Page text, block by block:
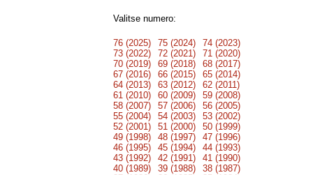
Valitse numero:
76 (2025) 75 (2024)
74 (2023)
73 (2022)
72 (2021)
71 (2020)
70 (2019)
69 (2018)
68 (2017)
67 (2016)
66 (2015)
65 (2014)
64 (2013)
63 (2012)
62 (2011)
61 (2010)
60 (2009)
59 (2008)
58 (2007)
57 (2006)
56 (2005)
55 (2004)
54 (2003)
53 (2002)
52 (2001)
51 (2000)
50 (1999)
49 (1998)
48 (1997)
47 (1996)
46 (1995)
45 (1994)
44 (1993)
43 (1992)
42 (1991)
41 (1990)
40 (1989)
39 (1988)
38 (1987)